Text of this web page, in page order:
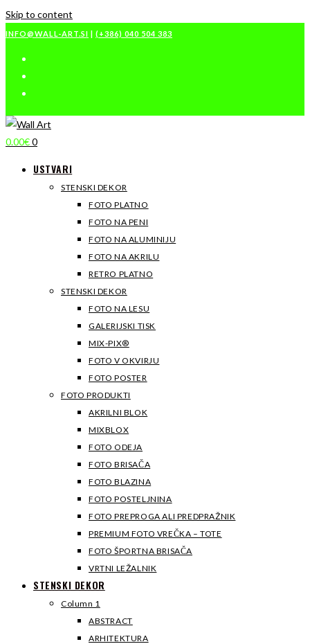
Skip to content
INFO@WALL-ART.SI | (+386) 040 504 383
0.00€0
USTVARI
STENSKI DEKOR
FOTO PLATNO
FOTO NA PENI
FOTO NA ALUMINIJU
FOTO NA AKRILU
RETRO PLATNO
STENSKI DEKOR
FOTO NA LESU
GALERIJSKI TISK
MIX-PIX®
FOTO V OKVIRJU
FOTO POSTER
FOTO PRODUKTI
AKRILNI BLOK
MIXBLOX
FOTO ODEJA
FOTO BRISAČA
FOTO BLAZINA
FOTO POSTELJNINA
FOTO PREPROGA ALI PREDPRAŽNIK
PREMIUM FOTO VREČKA – TOTE
FOTO ŠPORTNA BRISAČA
VRTNI LEŽALNIK
STENSKI DEKOR
Column 1
ABSTRACT
ARHITEKTURA